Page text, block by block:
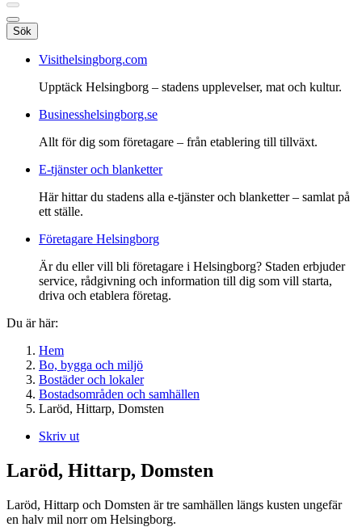
Sök
Visithelsingborg.com
Upptäck Helsingborg – stadens upplevelser, mat och kultur.
Businesshelsingborg.se
Allt för dig som företagare – från etablering till tillväxt.
E-tjänster och blanketter
Här hittar du stadens alla e-tjänster och blanketter – samlat på
ett ställe.
Företagare Helsingborg
Är du eller vill bli företagare i Helsingborg? Staden erbjuder
service, rådgivning och information till dig som vill starta,
driva och etablera företag.
Du är här:
Hem
Bo, bygga och miljö
Bostäder och lokaler
Bostadsområden och samhällen
Laröd, Hittarp, Domsten
Skriv ut
Laröd, Hittarp, Domsten
Laröd, Hittarp och Domsten är tre samhällen längs kusten ungefär
en halv mil norr om Helsingborg.